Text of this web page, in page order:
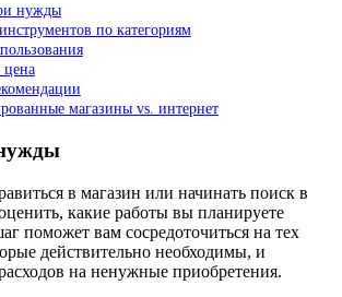
нужды
по категориям
цена
магазины vs. интернет
в магазин или начинать поиск в
какие работы вы планируете
поможет вам сосредоточиться на тех
действительно необходимы, и
на ненужные приобретения.